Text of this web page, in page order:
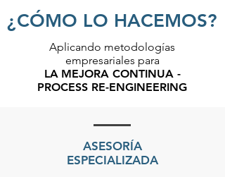
¿CÓMO LO HACEMOS?
Aplicando metodologías
empresariales para
LA MEJORA CONTINUA -
PROCESS RE-ENGINEERING
ASESORÍA
ESPECIALIZADA